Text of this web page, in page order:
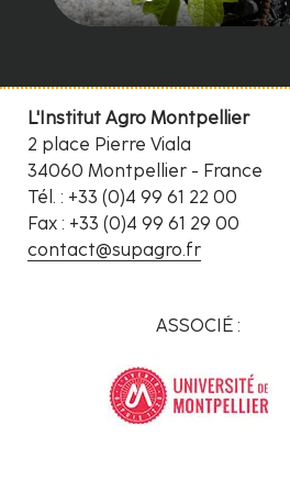
L'Institut Agro Montpellier
2 place Pierre Viala
34060 Montpellier - France
Tél. : +33 (0)4 99 61 22 00
Fax : +33 (0)4 99 61 29 00
contact@supagro.fr
ASSOCIÉ :